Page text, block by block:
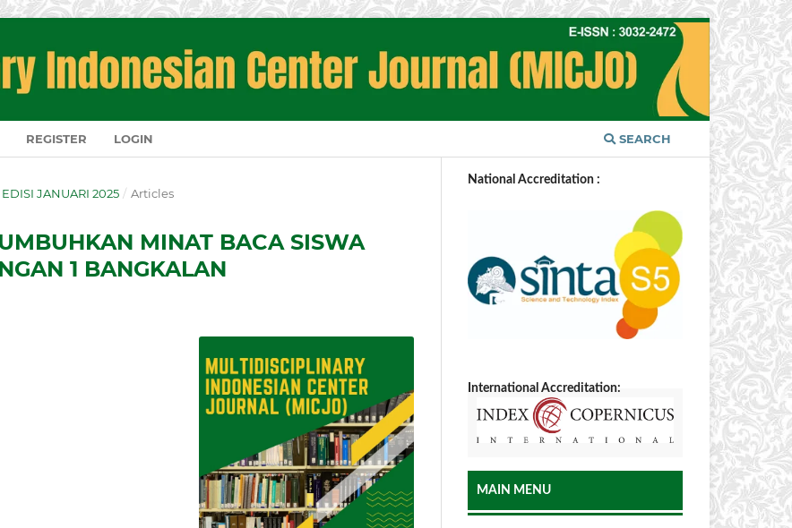
REGISTER LOGIN SEARCH
EDISI JANUARI 2025 / Articles
MINAT BACA SISWA
1 BANGKALAN
National Accreditation :
International Accreditation:
MAIN MENU